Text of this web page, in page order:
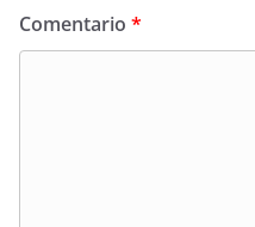
Comentario *